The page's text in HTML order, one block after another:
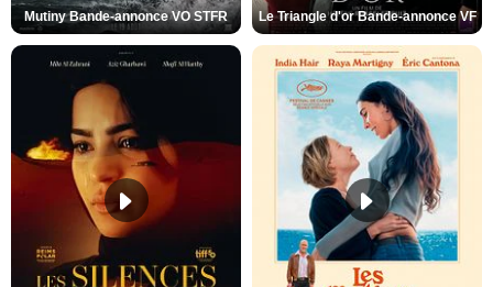
Mutiny Bande-annonce VO STFR Le Triangle d'or Bande-annonce VF